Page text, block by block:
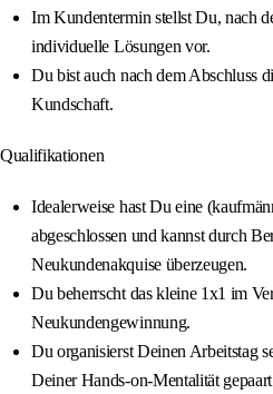
Im Kundentermin stellst Du, nach
individuelle Lösungen vor.
Du bist auch nach dem Abschluss
Kundschaft.
Qualifikationen
Idealerweise hast Du eine
abgeschlossen und kannst durch
Neukundenakquise überzeugen.
Du beherrscht das kleine 1x1 im
Neukundengewinnung.
Du organisierst Deinen Arbeitstag
Deiner Hands-on-Mentalität